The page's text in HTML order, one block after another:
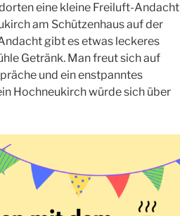
eine kleine Freiluft-Andacht
am Schützenhaus auf der
gibt es etwas leckeres
Getränk. Man freut sich auf
und ein enstpanntes
Hochneukirch würde sich über